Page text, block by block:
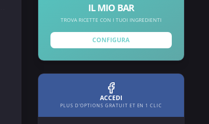
IL MIO BAR
TROVA RICETTE CON I TUOI INGREDIENTI
CONFIGURA
ACCEDI
PLUS D'OPTIONS GRATUIT ET EN 1 CLIC